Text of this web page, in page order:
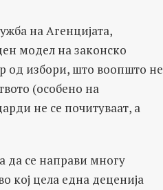
на Агенцијата,
модел на законско
од избори, што воопшто не
(особено на
не се почитуваат, а
да се направи многу
кој цела една деценија